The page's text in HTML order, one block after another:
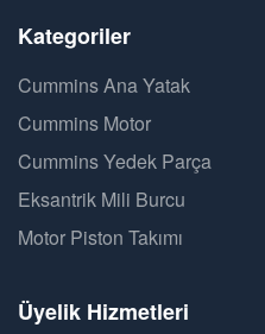
Kategoriler
Cummins Ana Yatak
Cummins Motor
Cummins Yedek Parça
Eksantrik Mili Burcu
Motor Piston Takımı
Üyelik Hizmetleri